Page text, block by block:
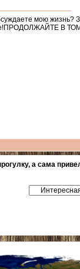
мою жизнь?
В
а сама